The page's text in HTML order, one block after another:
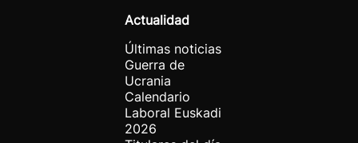
Actualidad
Últimas noticias
Guerra de
Ucrania
Calendario
Laboral Euskadi
2026